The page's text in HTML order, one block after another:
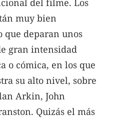
del filme. Los
muy bien
que deparan unos
gran intensidad
o cómica, en los que
su alto nivel, sobre
Arkin, John
Quizás el más